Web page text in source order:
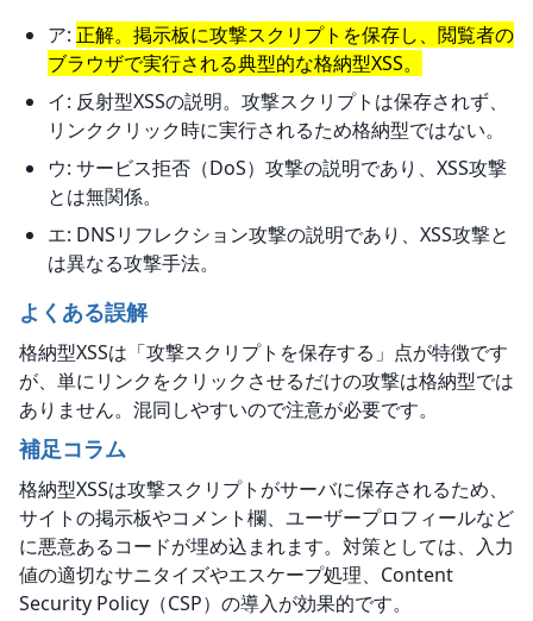
ア: 正解。掲示板に攻撃スクリプトを保存し、閲覧者の
ブラウザで実行される典型的な格納型XSS。
イ: 反射型XSSの説明。攻撃スクリプトは保存されず、
リンククリック時に実行されるため格納型ではない。
ウ: サービス拒否（DoS）攻撃の説明であり、XSS攻撃
とは無関係。
エ: DNSリフレクション攻撃の説明であり、XSS攻撃と
は異なる攻撃手法。
よくある誤解
格納型XSSは「攻撃スクリプトを保存する」点が特徴です
が、単にリンクをクリックさせるだけの攻撃は格納型では
ありません。混同しやすいので注意が必要です。
補足コラム
格納型XSSは攻撃スクリプトがサーバに保存されるため、
サイトの掲示板やコメント欄、ユーザープロフィールなど
に悪意あるコードが埋め込まれます。対策としては、入力
値の適切なサニタイズやエスケープ処理、Content
Security Policy（CSP）の導入が効果的です。